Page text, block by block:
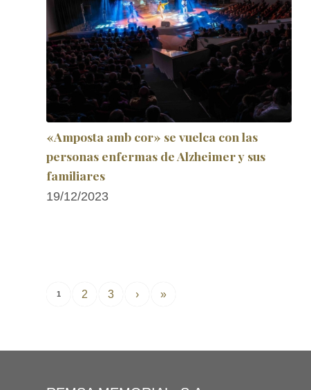
«Amposta amb cor» se vuelca con las
personas enfermas de Alzheimer y sus
familiares
19/12/2023
1 2 3 › »